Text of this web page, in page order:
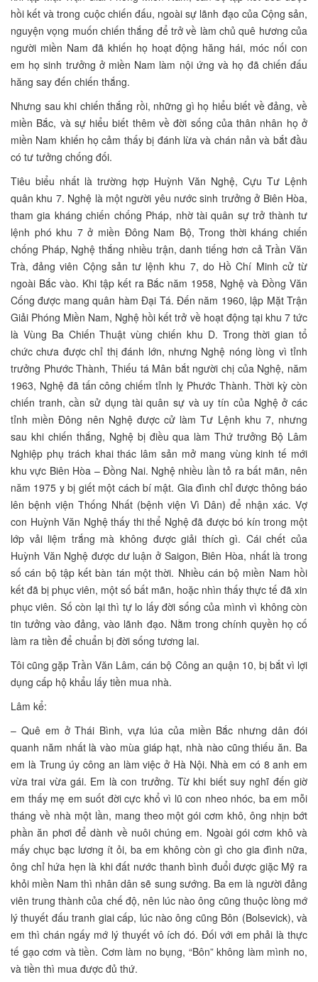
hồi kết và trong cuộc chiến đấu, ngoài sự lãnh đạo của Cộng sản,
nguyện vọng muốn chiến thắng để trở về làm chủ quê hương của
người miền Nam đã khiến họ hoạt động hăng hái, móc nối con
em họ sinh trưởng ở miền Nam làm nội ứng và họ đã chiến đấu
hăng say đến chiến thắng.
Nhưng sau khi chiến thắng rồi, những gì họ hiểu biết về đảng, về
miền Bắc, và sự hiểu biết thêm về đời sống của thân nhân họ ở
miền Nam khiến họ cảm thấy bị đánh lừa và chán nản và bắt đầu
có tư tưởng chống đối.
Tiêu biểu nhất là trường hợp Huỳnh Văn Nghệ, Cựu Tư Lệnh
quân khu 7. Nghệ là một người yêu nước sinh trưởng ở Biên Hòa,
tham gia kháng chiến chống Pháp, nhờ tài quân sự trở thành tư
lệnh phó khu 7 ở miền Đông Nam Bộ, Trong thời kháng chiến
chống Pháp, Nghệ thắng nhiều trận, danh tiếng hơn cả Trần Văn
Trà, đảng viên Cộng sản tư lệnh khu 7, do Hồ Chí Minh cử từ
ngoài Bắc vào. Khi tập kết ra Bắc năm 1958, Nghệ và Đồng Văn
Cống được mang quân hàm Đại Tá. Đến năm 1960, lập Mặt Trận
Giải Phóng Miền Nam, Nghệ hồi kết trở về hoạt động tại khu 7 tức
là Vùng Ba Chiến Thuật vùng chiến khu D. Trong thời gian tổ
chức chưa được chỉ thị đánh lớn, nhưng Nghệ nóng lòng vì tỉnh
trưởng Phước Thành, Thiếu tá Mân bắt người chị của Nghệ, năm
1963, Nghệ đã tấn công chiếm tỉnh lỵ Phước Thành. Thời kỳ còn
chiến tranh, cần sử dụng tài quân sự và uy tín của Nghệ ở các
tỉnh miền Đông nên Nghệ được cử làm Tư Lệnh khu 7, nhưng
sau khi chiến thắng, Nghệ bị điều qua làm Thứ trưởng Bộ Lâm
Nghiệp phụ trách khai thác lâm sản mở mang vùng kinh tế mới
khu vực Biên Hòa – Đồng Nai. Nghệ nhiều lần tỏ ra bất mãn, nên
năm 1975 y bị giết một cách bí mật. Gia đình chỉ được thông báo
lên bệnh viện Thống Nhất (bệnh viện Vì Dân) để nhận xác. Vợ
con Huỳnh Văn Nghệ thấy thi thể Nghệ đã được bó kín trong một
lớp vải liệm trắng mà không được giải thích gì. Cái chết của
Huỳnh Văn Nghệ được dư luận ở Saigon, Biên Hòa, nhất là trong
số cán bộ tập kết bàn tán một thời. Nhiều cán bộ miền Nam hồi
kết đã bị phục viên, một số bất mãn, hoặc nhìn thấy thực tế đã xin
phục viên. Số còn lại thì tự lo lấy đời sống của mình vì không còn
tin tưởng vào đảng, vào lãnh đạo. Nằm trong chính quyền họ cố
làm ra tiền để chuẩn bị đời sống tương lai.
Tôi cũng gặp Trần Văn Lâm, cán bộ Công an quận 10, bị bắt vì lợi
dụng cấp hộ khẩu lấy tiền mua nhà.
Lâm kể:
– Quê em ở Thái Bình, vựa lúa của miền Bắc nhưng dân đói
quanh năm nhất là vào mùa giáp hạt, nhà nào cũng thiếu ăn. Ba
em là Trung úy công an làm việc ở Hà Nội. Nhà em có 8 anh em
vừa trai vừa gái. Em là con trưởng. Từ khi biết suy nghĩ đến giờ
em thấy mẹ em suốt đời cực khổ vì lũ con nheo nhóc, ba em mỗi
tháng về nhà một lần, mang theo một gói cơm khô, ông nhịn bớt
phần ăn phơi để dành về nuôi chúng em. Ngoài gói cơm khô và
mấy chục bạc lương ít ỏi, ba em không còn gì cho gia đình nữa,
ông chỉ hứa hẹn là khi đất nước thanh bình đuổi được giặc Mỹ ra
khỏi miền Nam thì nhân dân sẽ sung sướng. Ba em là người đảng
viên trung thành của chế độ, nên lúc nào ông cũng thuộc lòng mớ
lý thuyết đấu tranh giai cấp, lúc nào ông cũng Bôn (Bolsevick), và
em thì chán ngấy mớ lý thuyết vô ích đó. Đối với em phải là thực
tế gạo cơm và tiền. Cơm làm no bụng, “Bôn” không làm mình no,
và tiền thì mua được đủ thứ.